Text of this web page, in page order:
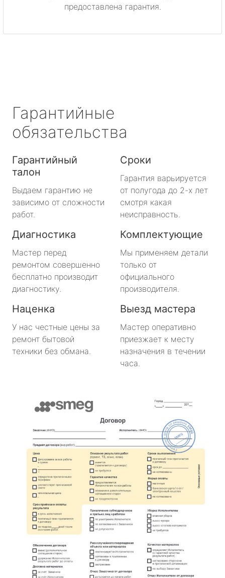
предоставлена гарантия.
Гарантийные
обязательства
Гарантийный
талон
Выдаем гарантию не
зависимо от сложности
работ.
Сроки
Гарантия варьируется
от полугода до 2-х лет
смотря какая
неисправность.
Диагностика
Мастер перед
ремонтом совершенно
бесплатно производит
диагностику.
Комплектующие
Мы применяем детали
только от
официального
производителя.
Наценка
У нас честные цены за
ремонт бытовой
техники без обмана.
Выезд мастера
Мастер оперативно
приезжает к месту
назначения в течении
часа.